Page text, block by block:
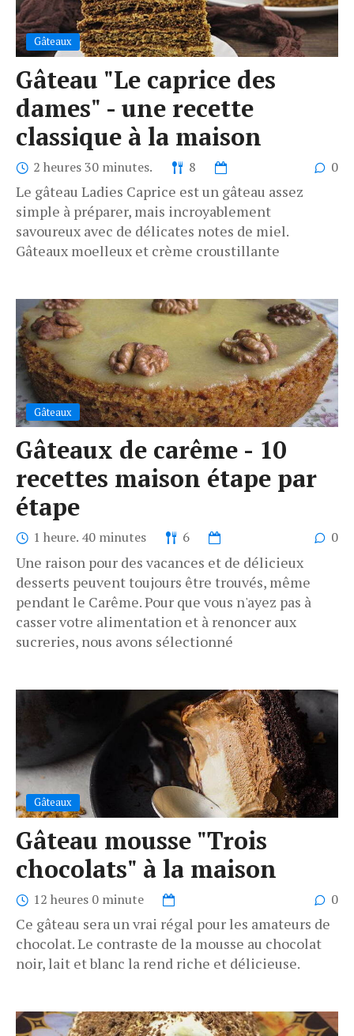
Gâteaux
Gâteau "Le caprice des
dames" - une recette
classique à la maison
2 heures 30 minutes. 8 0
Le gâteau Ladies Caprice est un gâteau assez
simple à préparer, mais incroyablement
savoureux avec de délicates notes de miel.
Gâteaux moelleux et crème croustillante
Gâteaux
Gâteaux de carême - 10
recettes maison étape par
étape
1 heure. 40 minutes 6 0
Une raison pour des vacances et de délicieux
desserts peuvent toujours être trouvés, même
pendant le Carême. Pour que vous n'ayez pas à
casser votre alimentation et à renoncer aux
sucreries, nous avons sélectionné
Gâteaux
Gâteau mousse "Trois
chocolats" à la maison
12 heures 0 minute 0
Ce gâteau sera un vrai régal pour les amateurs de
chocolat. Le contraste de la mousse au chocolat
noir, lait et blanc la rend riche et délicieuse.